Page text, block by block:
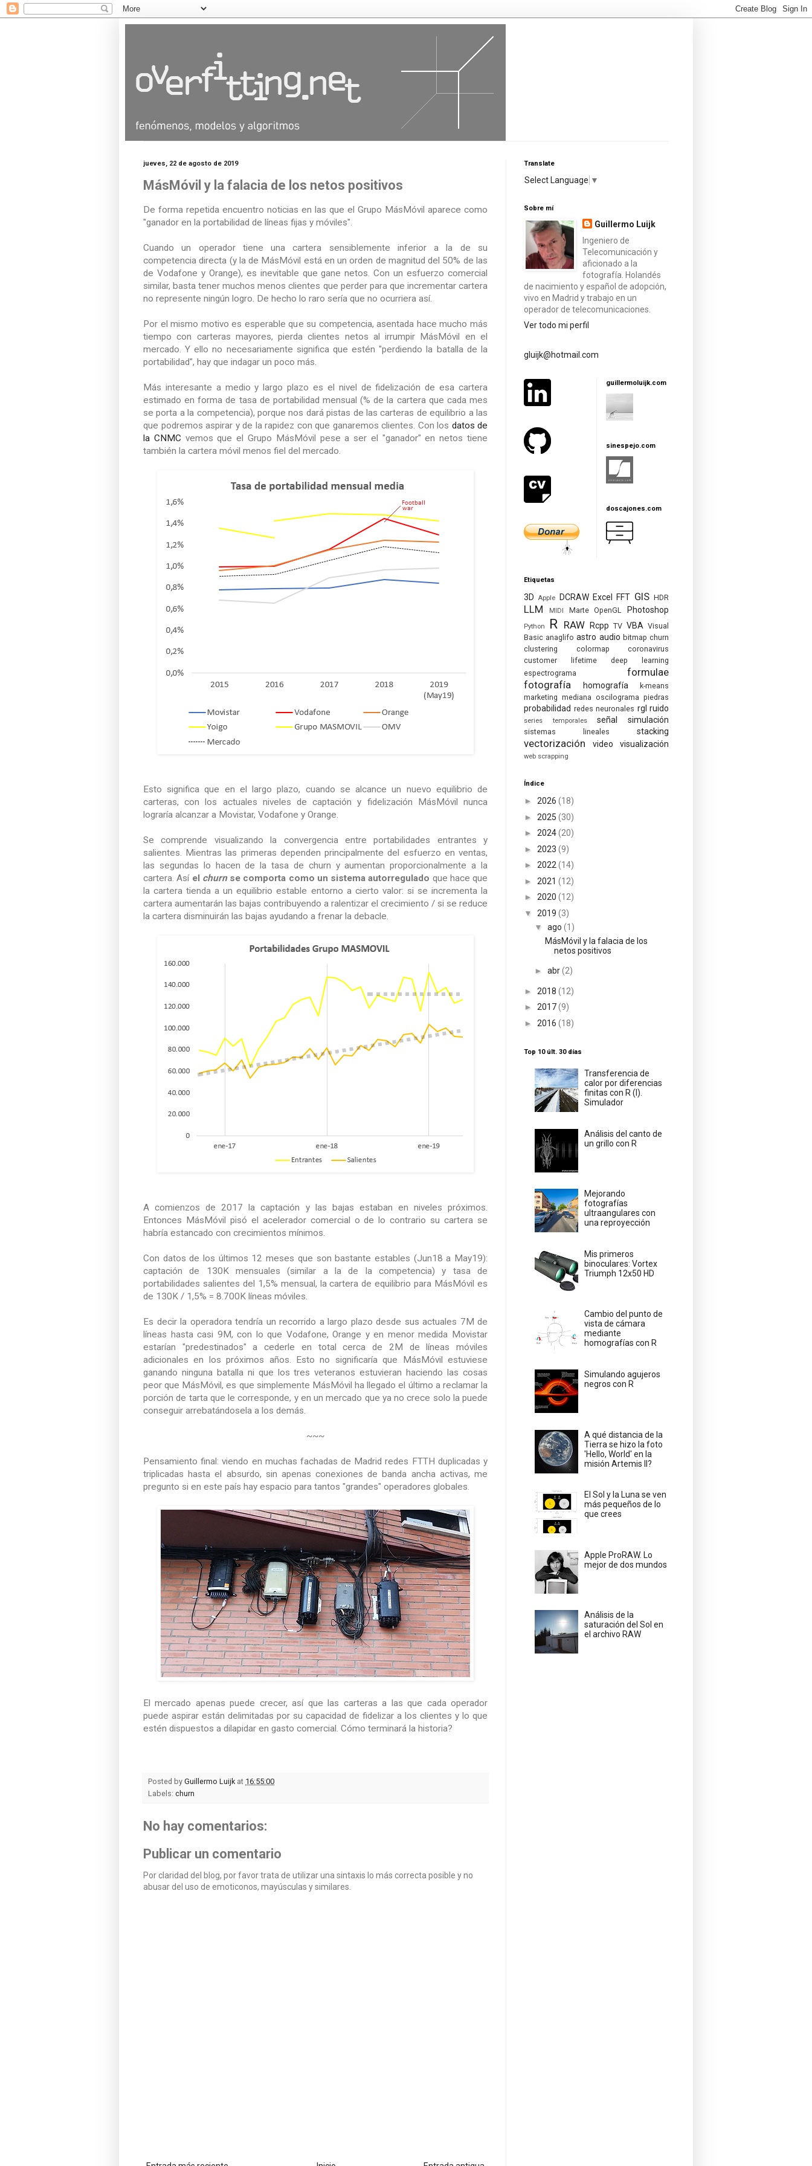
jueves, 22 de agosto de 2019
MásMóvil y la falacia de los netos positivos
De forma repetida encuentro noticias en las que el Grupo MásMóvil aparece como
"ganador en la portabilidad de líneas fijas y móviles".
Cuando un operador tiene una cartera sensiblemente inferior a la de su
competencia directa (y la de MásMóvil está en un orden de magnitud del 50% de las
de Vodafone y Orange), es inevitable que gane netos. Con un esfuerzo comercial
similar, basta tener muchos menos clientes que perder para que incrementar cartera
no represente ningún logro. De hecho lo raro sería que no ocurriera así.
Por el mismo motivo es esperable que su competencia, asentada hace mucho más
tiempo con carteras mayores, pierda clientes netos al irrumpir MásMóvil en el
mercado. Y ello no necesariamente significa que estén "perdiendo la batalla de la
portabilidad", hay que indagar un poco más.
Más interesante a medio y largo plazo es el nivel de fidelización de esa cartera
estimado en forma de tasa de portabilidad mensual (% de la cartera que cada mes
se porta a la competencia), porque nos dará pistas de las carteras de equilibrio a las
que podremos aspirar y de la rapidez con que ganaremos clientes. Con los datos de
la CNMC vemos que el Grupo MásMóvil pese a ser el "ganador" en netos tiene
también la cartera móvil menos fiel del mercado.
Esto significa que en el largo plazo, cuando se alcance un nuevo equilibrio de
carteras, con los actuales niveles de captación y fidelización MásMóvil nunca
lograría alcanzar a Movistar, Vodafone y Orange.
Se comprende visualizando la convergencia entre portabilidades entrantes y
salientes. Mientras las primeras dependen principalmente del esfuerzo en ventas,
las segundas lo hacen de la tasa de churn y aumentan proporcionalmente a la
cartera. Así el churnse comporta como un sistema autorregulado que hace que
la cartera tienda a un equilibrio estable entorno a cierto valor: si se incrementa la
cartera aumentarán las bajas contribuyendo a ralentizar el crecimiento / si se reduce
la cartera disminuirán las bajas ayudando a frenar la debacle.
A comienzos de 2017 la captación y las bajas estaban en niveles próximos.
Entonces MásMóvil pisó el acelerador comercial o de lo contrario su cartera se
habría estancado con crecimientos mínimos.
Con datos de los últimos 12 meses que son bastante estables (Jun18 a May19):
captación de 130K mensuales (similar a la de la competencia) y tasa de
portabilidades salientes del 1,5% mensual, la cartera de equilibrio para MásMóvil es
de 130K / 1,5% = 8.700K líneas móviles.
Es decir la operadora tendría un recorrido a largo plazo desde sus actuales 7M de
líneas hasta casi 9M, con lo que Vodafone, Orange y en menor medida Movistar
estarían "predestinados" a cederle en total cerca de 2M de líneas móviles
adicionales en los próximos años. Esto no significaría que MásMóvil estuviese
ganando ninguna batalla ni que los tres veteranos estuvieran haciendo las cosas
peor que MásMóvil, es que simplemente MásMóvil ha llegado el último a reclamar la
porción de tarta que le corresponde, y en un mercado que ya no crece solo la puede
conseguir arrebatándosela a los demás.
~~~
Pensamiento final: viendo en muchas fachadas de Madrid redes FTTH duplicadas y
triplicadas hasta el absurdo, sin apenas conexiones de banda ancha activas, me
pregunto si en este país hay espacio para tantos "grandes" operadores globales.
El mercado apenas puede crecer, así que las carteras a las que cada operador
puede aspirar están delimitadas por su capacidad de fidelizar a los clientes y lo que
estén dispuestos a dilapidar en gasto comercial. Cómo terminará la historia?
Posted by Guillermo Luijk at 16:55:00
Labels: churn
No hay comentarios:
Publicar un comentario
Por claridad del blog, por favor trata de utilizar una sintaxis lo más correcta posible y no
abusar del uso de emoticonos, mayúsculas y similares.
Translate
Select Language ▼
Sobre mí
Guillermo Luijk
Ingeniero de
Telecomunicación y
aficionado a la
fotografía. Holandés
de nacimiento y español de adopción,
vivo en Madrid y trabajo en un
operador de telecomunicaciones.
Ver todo mi perfil
gluijk@hotmail.com
guillermoluijk.com
sinespejo.com
doscajones.com
Etiquetas
3D Apple DCRAW Excel FFT GIS HDR
LLM MIDI Marte OpenGL Photoshop
Python R RAW Rcpp TV VBA Visual
Basic anaglifo astro audio bitmap churn
clustering
colormap
coronavirus
customer lifetime
deep learning
espectrograma
formulae
fotografía
homografía
k-means
marketing mediana oscilograma piedras
probabilidad redes neuronales rgl ruido
series temporales señal simulación
sistemas lineales stacking
vectorización video visualización
web scrapping
Índice
► 2026 (18)
► 2025 (30)
► 2024(20)
► 2023 (9)
► 2022(14)
► 2021 (12)
► 2020 (12)
▼ 2019 (3)
▼ ago (1)
MásMóvil y la falacia de los
netos positivos
► abr(2)
► 2018 (12)
► 2017(9)
► 2016 (18)
Top 10 últ. 30 días
Transferencia de
calor por diferencias
finitas con R (I).
Simulador
Análisis del canto de
un grillo con R
Mejorando
fotografías
ultraangulares con
una reproyección
Mis primeros
binoculares: Vortex
Triumph 12x50 HD
Cambio del punto de
vista de cámara
mediante
homografías con R
Simulando agujeros
negros con R
A qué distancia de la
Tierra se hizo la foto
'Hello, World' en la
misión Artemis II?
El Sol y la Luna se ven
más pequeños de lo
que crees
Apple ProRAW. Lo
mejor de dos mundos
Análisis de la
saturación del Sol en
el archivo RAW